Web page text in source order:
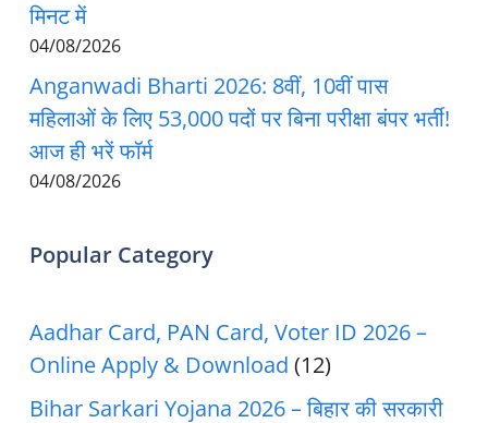
मिनट में
04/08/2026
Anganwadi Bharti 2026: 8वीं, 10वीं पास
महिलाओं के लिए 53,000 पदों पर बिना परीक्षा बंपर भर्ती!
आज ही भरें फॉर्म
04/08/2026
Popular Category
Aadhar Card, PAN Card, Voter ID 2026 –
Online Apply & Download (12)
Bihar Sarkari Yojana 2026 – बिहार की सरकारी